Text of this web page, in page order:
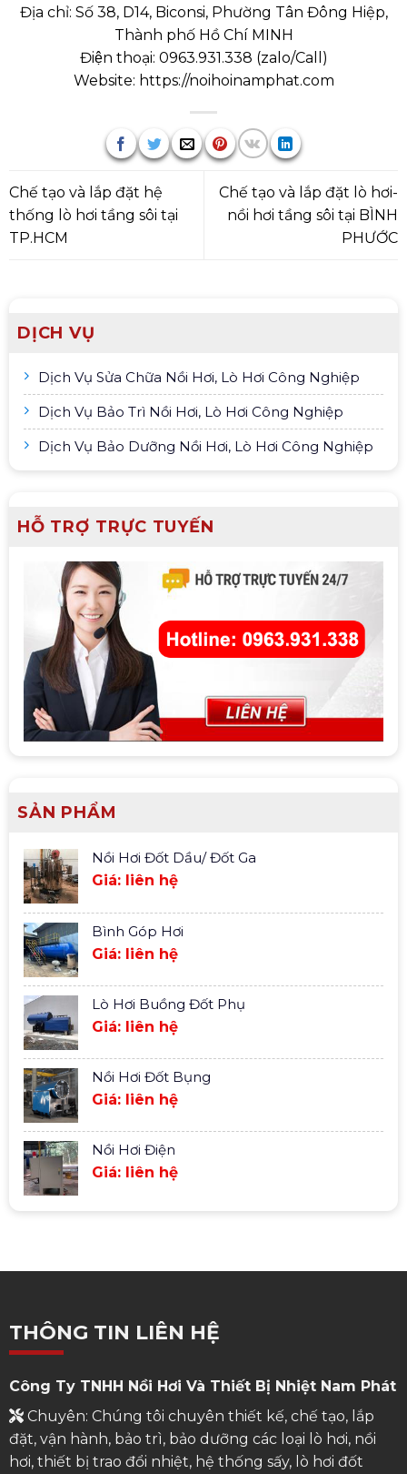
DỊCH VỤ
Dịch Vụ Sửa Chữa Nồi Hơi, Lò Hơi Công Nghiệp
Dịch Vụ Bảo Trì Nồi Hơi, Lò Hơi Công Nghiệp
Dịch Vụ Bảo Dưỡng Nồi Hơi, Lò Hơi Công Nghiệp
HỖ TRỢ TRỰC TUYẾN
SẢN PHẨM
Nồi Hơi Đốt Dầu/ Đốt Ga
Giá: liên hệ
Bình Góp Hơi
Giá: liên hệ
Lò Hơi Buồng Đốt Phụ
Giá: liên hệ
Nồi Hơi Đốt Bụng
Giá: liên hệ
Nồi Hơi Điện
Giá: liên hệ
Địa chỉ: Số 38, D14, Biconsi, Phường Tân Đông Hiệp,
Thành phố Hồ Chí MINH
Điện thoại: 0963.931.338 (zalo/Call )
Website: https://noihoinamphat.com
Chế tạo và lắp đặt hệ
thống lò hơi tầng sôi tại
TP.HCM
Chế tạo và lắp đặt lò hơi-
nồi hơi tầng sôi tại BÌNH
PHƯỚC
THÔNG TIN LIÊN HỆ
Công Ty TNHH Nồi Hơi Và Thiết Bị Nhiệt Nam Phát
Chuyên: Chúng tôi chuyên thiết kế, chế tạo, lắp
đặt, vận hành, bảo trì, bảo dưỡng các loại lò hơi, nồi
hơi, thiết bị trao đổi nhiệt, hệ thống sấy, lò hơi đốt